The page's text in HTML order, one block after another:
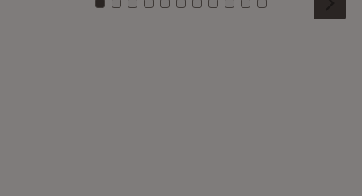
Zu Kachel: 0
Zu Kachel: 1
Zu Kachel: 2
Zu Kachel: 3
Zu Kachel: 4
Zu Kachel: 5
Zu Kachel: 6
Zu Kachel: 7
Zu Kachel: 8
Zu Kachel: 9
Zu Kachel: 10